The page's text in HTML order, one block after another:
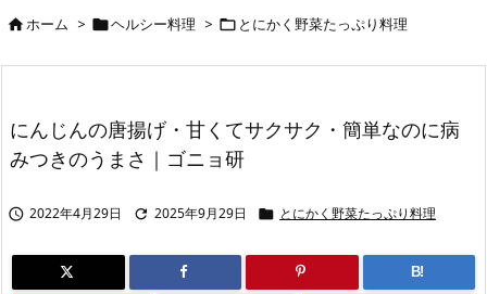
ホーム > ヘルシー料理 >  とにかく野菜たっぷり料理
にんじんの唐揚げ・甘くてサクサク・簡単なのに病
みつきのうまさ｜ゴニョ研
 2022年4月29日  2025年9月29日  とにかく野菜たっぷり料理
B!